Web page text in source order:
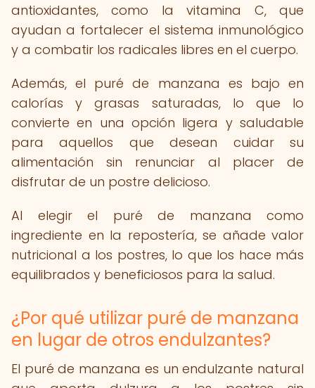
antioxidantes, como la vitamina C, que
ayudan a fortalecer el sistema inmunológico
y a combatir los radicales libres en el cuerpo.
Además, el puré de manzana es bajo en
calorías y grasas saturadas, lo que lo
convierte en una opción ligera y saludable
para aquellos que desean cuidar su
alimentación sin renunciar al placer de
disfrutar de un postre delicioso.
Al elegir el puré de manzana como
ingrediente en la repostería, se añade valor
nutricional a los postres, lo que los hace más
equilibrados y beneficiosos para la salud.
¿Por qué utilizar puré de manzana
en lugar de otros endulzantes?
El puré de manzana es un endulzante natural